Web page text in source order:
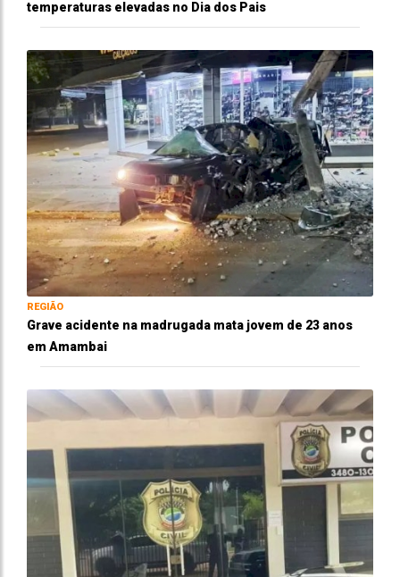
temperaturas elevadas no Dia dos Pais
REGIÃO
Grave acidente na madrugada mata jovem de 23 anos
em Amambai